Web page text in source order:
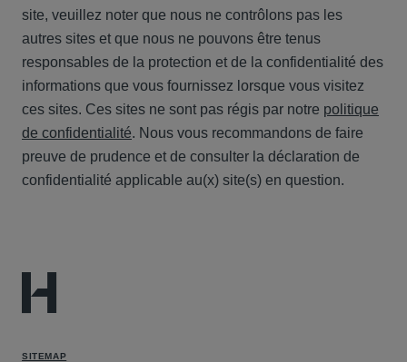
site, veuillez noter que nous ne contrôlons pas les
autres sites et que nous ne pouvons être tenus
responsables de la protection et de la confidentialité des
informations que vous fournissez lorsque vous visitez
ces sites. Ces sites ne sont pas régis par notre politique
de confidentialité. Nous vous recommandons de faire
preuve de prudence et de consulter la déclaration de
confidentialité applicable au(x) site(s) en question.
SITEMAP